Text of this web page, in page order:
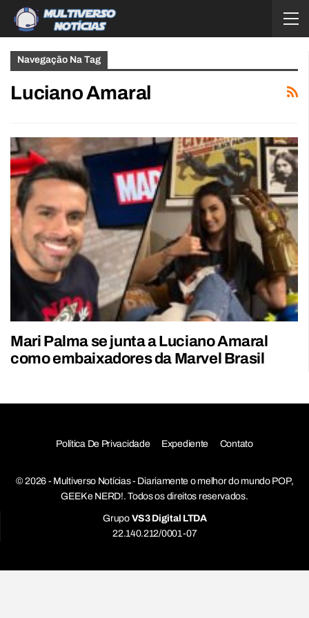
Navegação Na Tag
Luciano Amaral
Mari Palma se junta a Luciano Amaral
como embaixadores da Marvel Brasil
Política De Privacidade Expediente Contato
© 2026 - Multiverso Notícias - Diariamente o melhor do mundo POP,
GEEK e NERD!. Todos os direitos reservados.
Grupo VS3 Digital LTDA
22.140.212/0001-07